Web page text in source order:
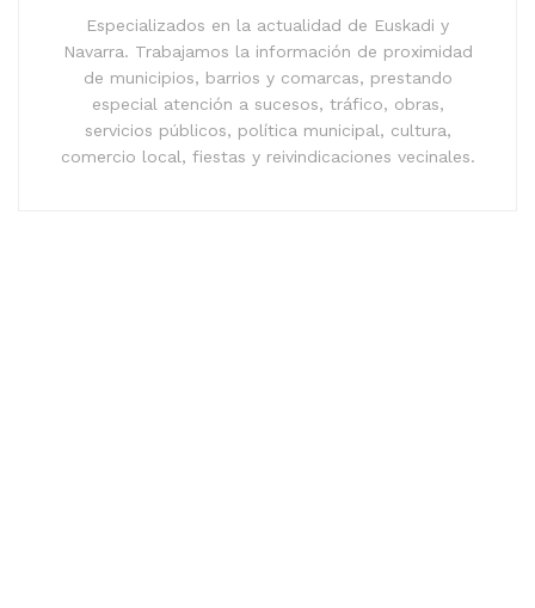
Especializados en la actualidad de Euskadi y
Navarra. Trabajamos la información de proximidad
de municipios, barrios y comarcas, prestando
especial atención a sucesos, tráfico, obras,
servicios públicos, política municipal, cultura,
comercio local, fiestas y reivindicaciones vecinales.